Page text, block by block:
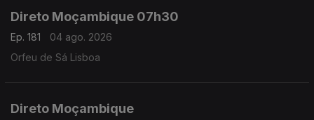
Direto Moçambique 07h30
Ep. 181
04 ago. 2026
Orfeu de Sá Lisboa
Direto Moçambique